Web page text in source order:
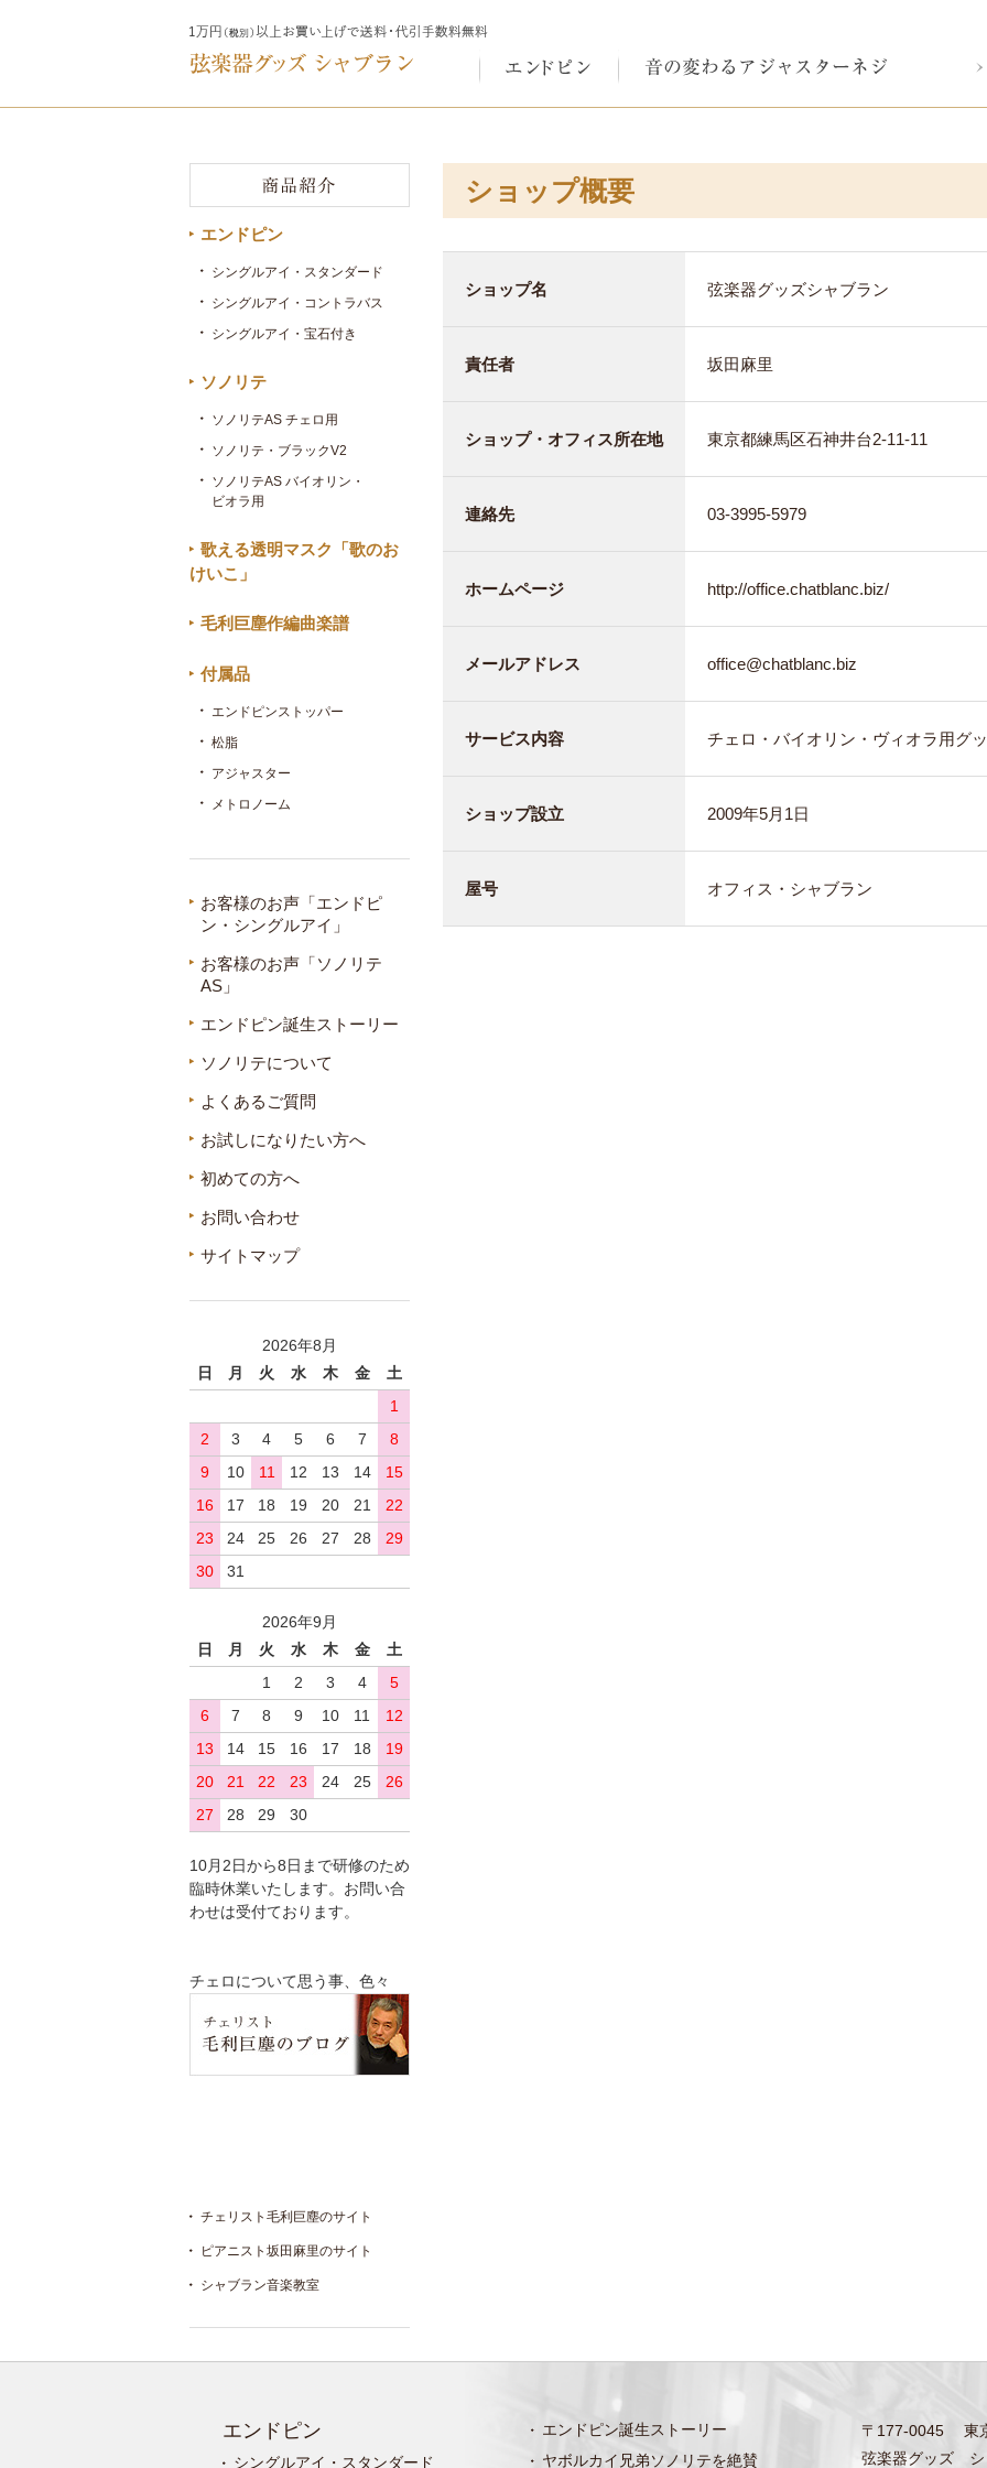
ショップ概要
ショップ名 弦楽器グッズシャブラン
責任者 坂田麻里
ショップ・オフィス所在地 東京都練馬区石神井台2-11-11
連絡先 03-3995-5979
ホームページ http://office.chatblanc.biz/
メールアドレス office@chatblanc.biz
サービス内容 チェロ・バイオリン・ヴィオラ用グ
ショップ設立 2009年5月1日
屋号 オフィス・シャブラン
エンドピン
シングルアイ・スタンダード
シングルアイ・コントラバス
シングルアイ・宝石付き
ソノリテ
ソノリテAS チェロ用
ソノリテ・ブラックV2
ソノリテAS バイオリン・
ビオラ用
歌える透明マスク「歌のお
けいこ」
毛利巨塵作編曲楽譜
付属品
エンドピンストッパー
松脂
アジャスター
メトロノーム
お客様のお声「エンドピ
ン・シングルアイ」
お客様のお声「ソノリテ
AS」
エンドピン誕生ストーリー
ソノリテについて
よくあるご質問
お試しになりたい方へ
初めての方へ
お問い合わせ
サイトマップ
2026年8月
日
月 火 水 木 金
土
1
2
3 4 5 6 7
8
9
10 11 12 13 14
15
16
17 18 19 20 21
22
23
24 25 26 27 28
29
30
31
2026年9月
日
月 火 水 木 金
土
1
2 3 4
5
6
7 8 9 10 11
12
13
14 15 16 17 18
19
20
21 22 23 24 25
26
27
28 29 30
10月2日から8日まで研修のため
臨時休業いたします。お問い合
わせは受付ております。
チェロについて思う事、色々
チェリスト毛利巨塵のサイト
ピアニスト坂田麻里のサイト
シャブラン音楽教室
エンドピン
シングルアイ・スタンダード
エンドピン誕生ストーリー
ヤボルカイ兄弟ソノリテを絶賛
〒177-0045 東
弦楽器グッズ シ